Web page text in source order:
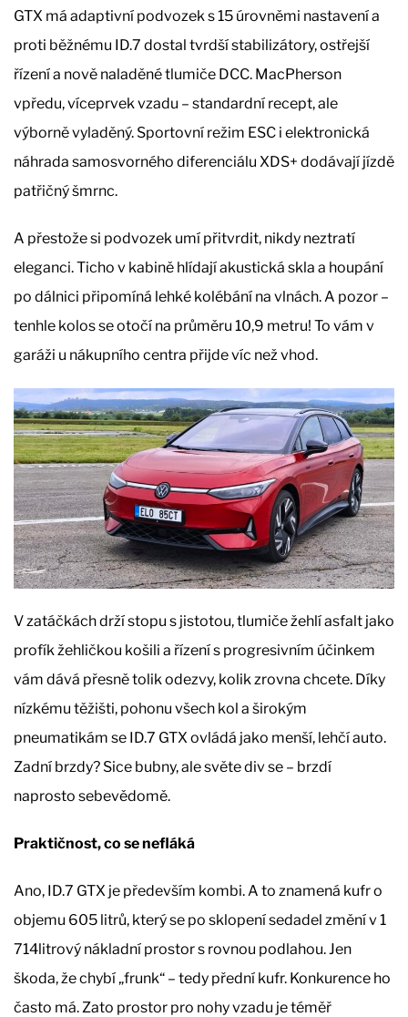
GTX má adaptivní podvozek s 15 úrovněmi nastavení a
proti běžnému ID.7 dostal tvrdší stabilizátory, ostřejší
řízení a nově naladěné tlumiče DCC. MacPherson
vpředu, víceprvek vzadu – standardní recept, ale
výborně vyladěný. Sportovní režim ESC i elektronická
náhrada samosvorného diferenciálu XDS+ dodávají jízdě
patřičný šmrnc.
A přestože si podvozek umí přitvrdit, nikdy neztratí
eleganci. Ticho v kabině hlídají akustická skla a houpání
po dálnici připomíná lehké kolébání na vlnách. A pozor –
tenhle kolos se otočí na průměru 10,9 metru! To vám v
garáži u nákupního centra přijde víc než vhod.
V zatáčkách drží stopu s jistotou, tlumiče žehlí asfalt jako
profík žehličkou košili a řízení s progresivním účinkem
vám dává přesně tolik odezvy, kolik zrovna chcete. Díky
nízkému těžišti, pohonu všech kol a širokým
pneumatikám se ID.7 GTX ovládá jako menší, lehčí auto.
Zadní brzdy? Sice bubny, ale světe div se – brzdí
naprosto sebevědomě.
Praktičnost, co se nefláká
Ano, ID.7 GTX je především kombi. A to znamená kufr o
objemu 605 litrů, který se po sklopení sedadel změní v 1
714litrový nákladní prostor s rovnou podlahou. Jen
škoda, že chybí „frunk“ – tedy přední kufr. Konkurence ho
často má. Zato prostor pro nohy vzadu je téměř